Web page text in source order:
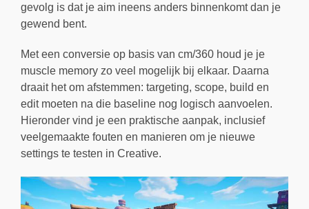
gevolg is dat je aim ineens anders binnenkomt dan je
gewend bent.
Met een conversie op basis van cm/360 houd je je
muscle memory zo veel mogelijk bij elkaar. Daarna
draait het om afstemmen: targeting, scope, build en
edit moeten na die baseline nog logisch aanvoelen.
Hieronder vind je een praktische aanpak, inclusief
veelgemaakte fouten en manieren om je nieuwe
settings te testen in Creative.